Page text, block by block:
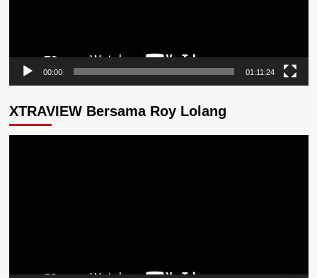
00:00 01:11:24
XTRAVIEW Bersama Roy Lolang